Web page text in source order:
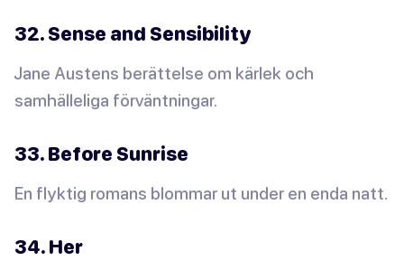
32. Sense and Sensibility
Jane Austens berättelse om kärlek och
samhälleliga förväntningar.
33. Before Sunrise
En flyktig romans blommar ut under en enda natt.
34. Her